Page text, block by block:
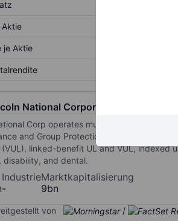
Aktie
je Aktie
National Corporation
Corp operates multiple insurance
and Group Protection. Its products
(VUL), linked-benefit UL and VUL, indexed
disability, and dental.
Industrie
-
Marktkapitalisierung
9bn
von /